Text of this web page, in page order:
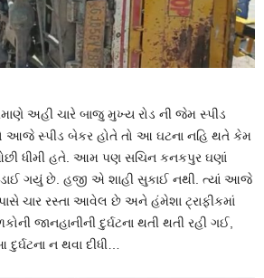
અહી ચારે બાજુ મુખ્ય રોડ ની જેમ સ્પીડ
સ્પીડ બેકર હોતે તો આ ઘટના નહિ થતે કેમ
ધીમી હતે. આમ પણ સચિન કનકપુર ઘણાં
ગયું છે. હજી એ શાહી સુકાઈ નથી. ત્યાં આજે
પાસે ચાર રસ્તા આવેલ છે અને હંમેશા ટ્રાફીકમાં
જાનહાનીની દુર્ઘટના થતી થતી રહી ગઈ,
ન થવા દીધી…